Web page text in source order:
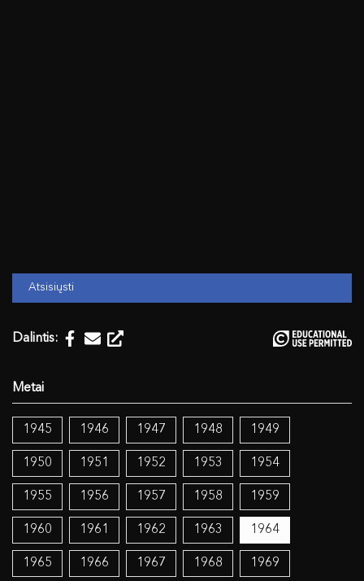
Atsisiųsti
Dalintis:
1945 1946 1947 1948 1949
1950 1951 1952 1953 1954
1955 1956 1957 1958 1959
1960 1961 1962 1963 1964
1965 1966 1967 1968 1969